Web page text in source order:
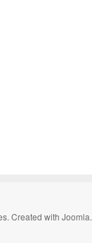
Created with Joomla.